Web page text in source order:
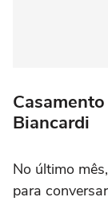
Biancardi
No último
para